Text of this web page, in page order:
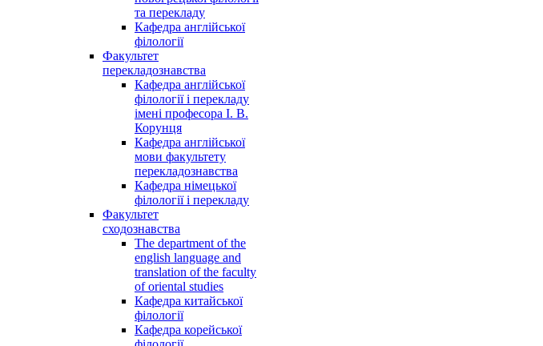
та перекладу
Кафедра англійської
філології
Факультет
перекладознавства
Кафедра англійської
філології і перекладу
імені професора І. В.
Корунця
Кафедра англійської
мови факультету
перекладознавства
Кафедра німецької
філології і перекладу
Факультет
сходознавства
The department of the
english language and
translation of the faculty
of oriental studies
Кафедра китайської
філології
Кафедра корейської